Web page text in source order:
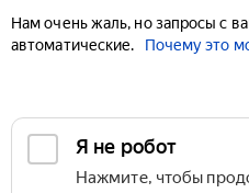
Нам очень жаль, но запросы с
автоматические.
Почему это